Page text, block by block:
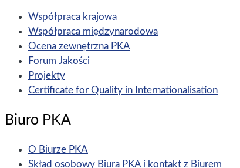
Współpraca krajowa
Współpraca międzynarodowa
Ocena zewnętrzna PKA
Forum Jakości
Projekty
Certificate for Quality in Internationalisation
Biuro PKA
O Biurze PKA
Skład osobowy Biura PKA i kontakt z Biurem